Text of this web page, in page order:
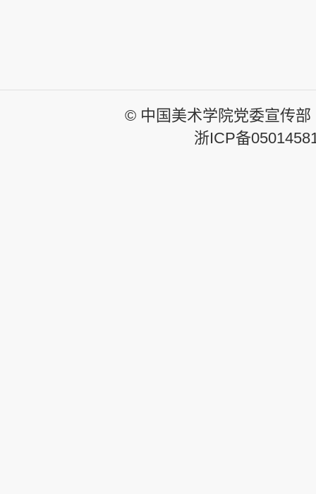
© 中国美术学院党委宣传
浙ICP备